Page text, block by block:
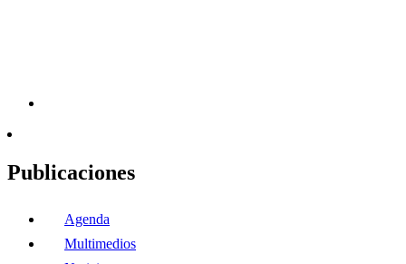
Publicaciones
Agenda
Multimedios